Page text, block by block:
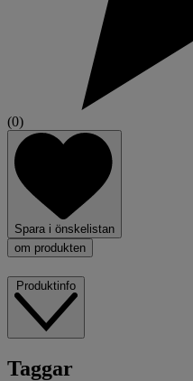
(0)
Spara i önskelistan
om produkten
Taggar